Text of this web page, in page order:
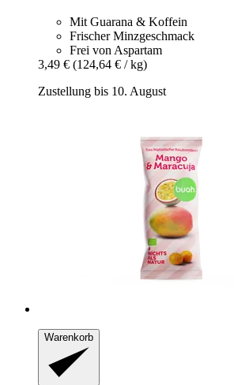
Mit Guarana & Koffein
Frischer Minzgeschmack
Frei von Aspartam
3,49 € (124,64 € / kg)
Zustellung bis 10. August
Warenkorb